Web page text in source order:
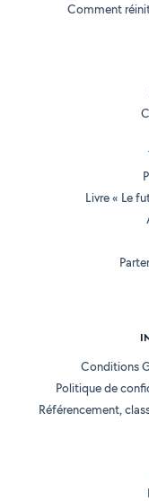
Comment
Livre « Le
Conditions
Politique de
Référencement,